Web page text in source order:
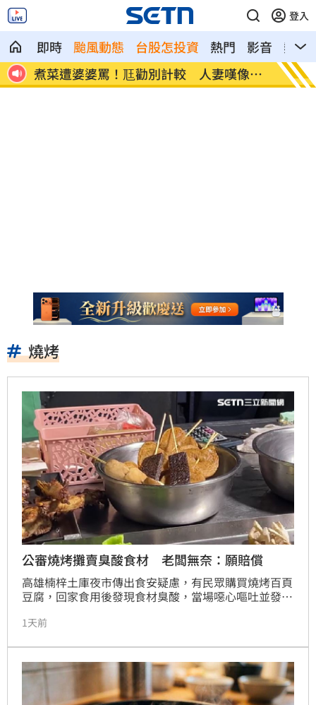
登入
即時 颱風動態 台股怎投資 熱門 影音
熱搜
台
新／白海豚近北部海面！氣象署發豪雨特
報
南電
燒烤
公審燒烤攤賣臭酸食材 老闆無奈：願賠償
高雄楠梓土庫夜市傳出食安疑慮，有民眾購買燒烤百頁
豆腐，回家食用後發現食材臭酸，當場噁心嘔吐並發文
及時發現感到抱歉，願賠償處理，但也質疑消費者存放
1天前